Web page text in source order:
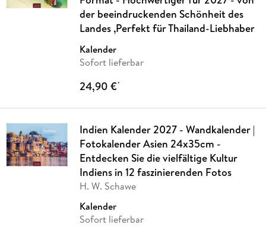
der beeindruckenden Schönheit des
Landes ,Perfekt für Thailand-Liebhaber
Kalender
Sofort lieferbar
24,90 €*
Indien Kalender 2027 - Wandkalender |
Fotokalender Asien 24x35cm -
Entdecken Sie die vielfältige Kultur
Indiens in 12 faszinierenden Fotos
H. W. Schawe
Kalender
Sofort lieferbar